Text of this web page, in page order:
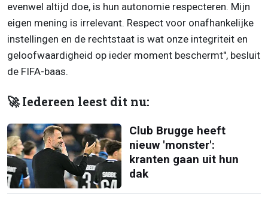
evenwel altijd doe, is hun autonomie respecteren. Mijn
eigen mening is irrelevant. Respect voor onafhankelijke
instellingen en de rechtstaat is wat onze integriteit en
geloofwaardigheid op ieder moment beschermt", besluit
de FIFA-baas.
🚀 Iedereen leest dit nu:
Club Brugge heeft
nieuw 'monster':
kranten gaan uit hun
dak